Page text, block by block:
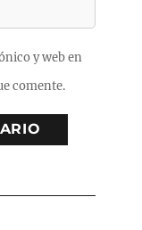
y web en
comente.